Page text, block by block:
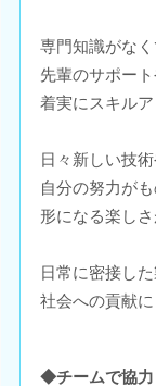
専門知識がなく
先輩のサポー
着実にスキル
日々新しい技
自分の努力が
形になる楽しさ
日常に密接し
社会への貢献に
◆チームで協力